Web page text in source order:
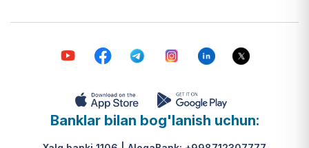
Banklar bilan bog'lanish uchun: